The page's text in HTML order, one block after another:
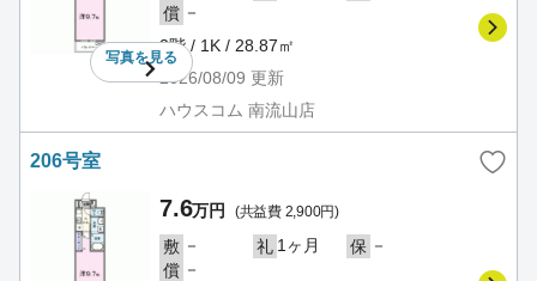
写真を見る
償 －
2階 / 1K / 28.87㎡
2026/08/09 更新
ハウスコム 南流山店
206号室
7.6万円 (共益費 2,900円)
敷 － 礼 1ヶ月 保 －
償 －